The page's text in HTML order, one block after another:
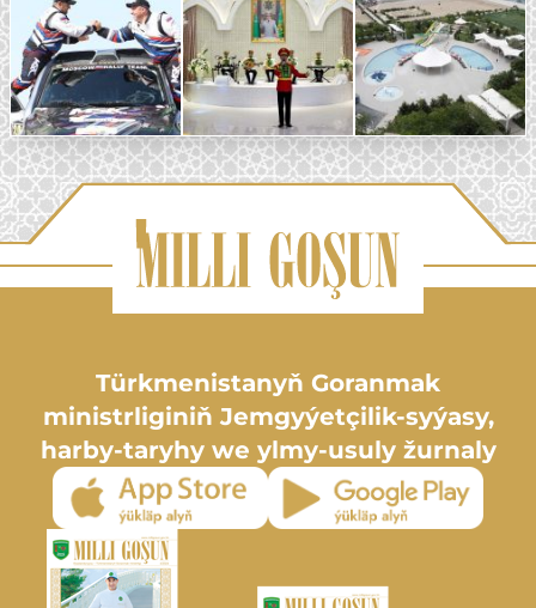
Türkmenistanyň Goranmak
ministrliginiň Jemgyýetçilik-syýasy,
harby-taryhy we ylmy-usuly žurnaly